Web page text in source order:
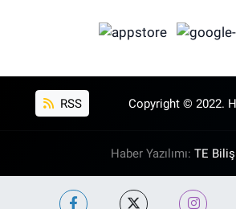
RSS Copyright © 2022.
Haber Yazılımı: TE